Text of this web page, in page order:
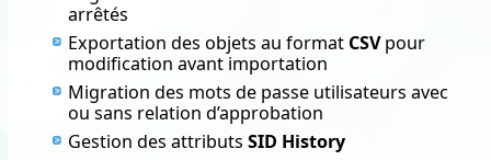
arrêtés
Exportation des objets au format CSVpour
modification avant importation
Migration des mots de passe utilisateurs avec
ou sans relation d’approbation
Gestion des attributs SID History